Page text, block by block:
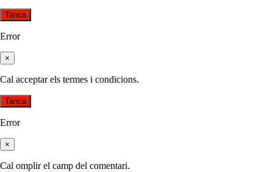
Tanca
Error
×
Cal acceptar els termes i condicions.
Tanca
Error
×
Cal omplir el camp del comentari.